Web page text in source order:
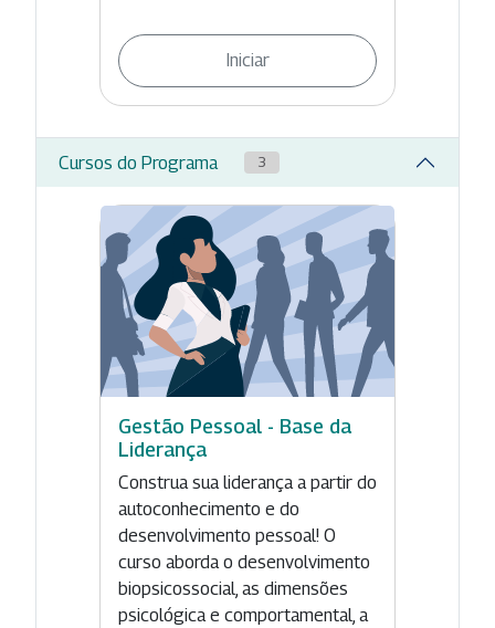
Iniciar
Cursos do Programa 3
Gestão Pessoal - Base da
Liderança
Construa sua liderança a partir do
autoconhecimento e do
desenvolvimento pessoal! O
curso aborda o desenvolvimento
biopsicossocial, as dimensões
psicológica e comportamental, a